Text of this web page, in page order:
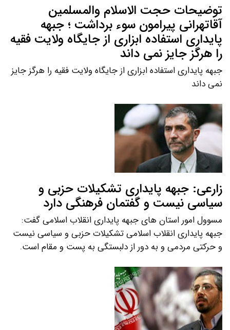
توضیحات حجت الاسلام والمسلمین
آقاتهرانی پیرامون سوء برداشت ؛ جبهه
پایداری استفاده ابزاری از جایگاه ولایت فقیه
را هرگز جایز نمی داند
جبهه پایداری استفاده ابزاری از جایگاه ولایت فقیه را هرگز جایز
نمی داند
زارعی: جبهه پایداری تشکیلات حزبی و
سیاسی نیست و گفتمان فرهنگی دارد
مسوول امور استان های جبهه پایداری انقلاب اسلامی گفت:
جبهه پایداری انقلاب اسلامی تشکیلات حزبی و سیاسی نیست
و حرکتی مردمی و به دور از دلبستگی به پست و مقام است.